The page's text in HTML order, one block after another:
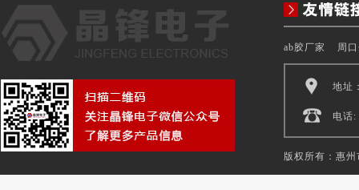
ab胶厂家 周
地址
电话
版权所有：惠